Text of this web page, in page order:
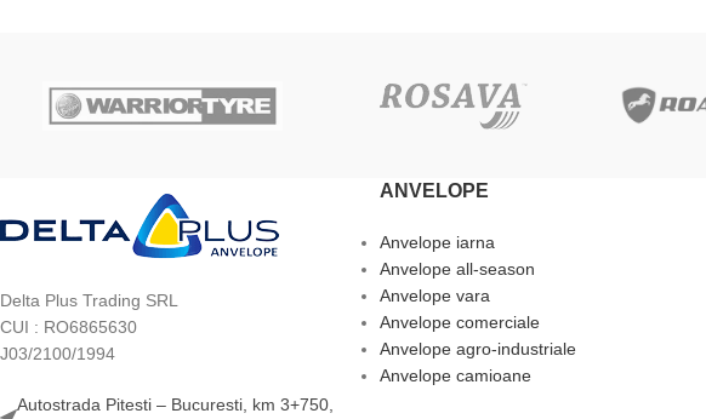
Delta Plus Trading SRL
CUI : RO6865630
J03/2100/1994
Autostrada Pitesti – Bucuresti, km 3+750,
ANVELOPE
Anvelope iarna
Anvelope all-season
Anvelope vara
Anvelope comerciale
Anvelope agro-industriale
Anvelope camioane